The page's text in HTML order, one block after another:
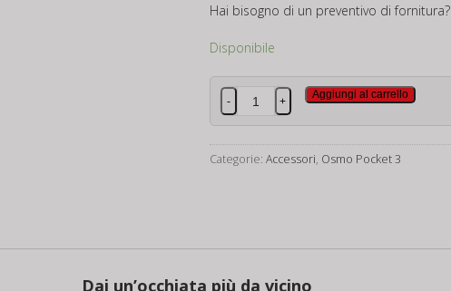
Hai bisogno di un preventivo di fornitura?
Disponibile
DJI
Osmo
3
- +
Aggiungi al carrello
Categorie: Accessori, Osmo Pocket 3
Dai un’occhiata più da vicino